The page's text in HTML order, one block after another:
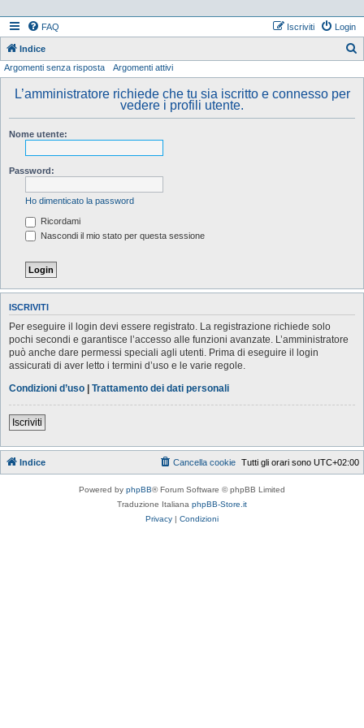
FAQ Login
Iscriviti
Indice
Argomenti senza risposta Argomenti attivi
L’amministratore richiede che tu sia iscritto e connesso per
vedere i profili utente.
Nome utente:
Password:
Ho dimenticato la password
Ricordami
Nascondi il mio stato per questa sessione
ISCRIVITI
Per eseguire il login devi essere registrato. La registrazione richiede solo
pochi secondi e garantisce l’accesso alle funzioni avanzate. L’amministratore
può anche dare permessi speciali agli utenti. Prima di eseguire il login
assicurati di aver letto i termini d’uso e le varie regole.
Condizioni d’uso | Trattamento dei dati personali
Iscriviti
Indice Tutti gli orari sono UTC+02:00
Cancella cookie
Powered by phpBB® Forum Software © phpBB Limited
Traduzione Italiana phpBB-Store.it
Privacy | Condizioni